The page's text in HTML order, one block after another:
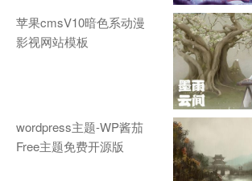
苹果cmsV10暗色系动漫
影视网站模板
wordpress主题-WP酱茄
Free主题免费开源版